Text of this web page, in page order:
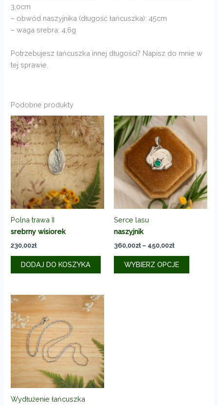
3,0cm
– obwód naszyjnika (długość łańcuszka): 45cm
– waga srebra: 4,6g
Potrzebujesz łańcuszka innej długości? Napisz do mnie w
tej sprawie.
Podobne produkty
Polna trawa II
srebrny wisiorek
230,00zł
DODAJ DO KOSZYKA
Serce lasu
naszyjnik
360,00zł – 450,00złZakres
od
360,00zł
WYBIERZ OPCJE
Ten
Wydłużenie łańcuszka